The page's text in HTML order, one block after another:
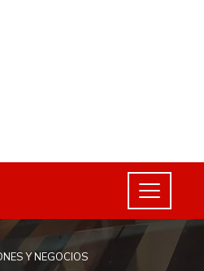
Y NEGOCIOS